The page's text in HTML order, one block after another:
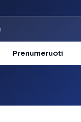
Prenumeruoti